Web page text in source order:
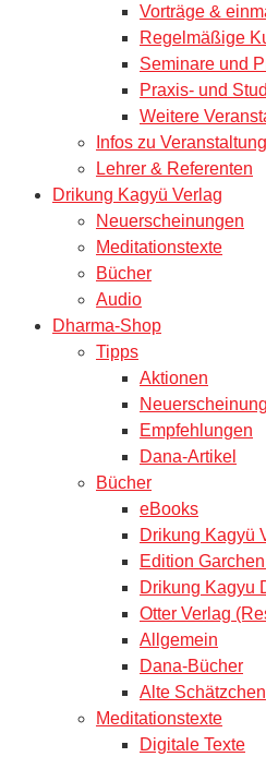
Vorträge &
Regelmäßige
Seminare und
Praxis- und
Weitere
Infos zu
Lehrer & Referenten
Drikung Kagyü Verlag
Neuerscheinungen
Meditationstexte
Bücher
Audio
Dharma-Shop
Tipps
Aktionen
Empfehlungen
Dana-Artikel
Bücher
eBooks
Drikung Kagyü
Edition
Drikung Kagyu
Otter Verlag
Allgemein
Dana-Bücher
Alte Schätzchen
Meditationstexte
Digitale Texte